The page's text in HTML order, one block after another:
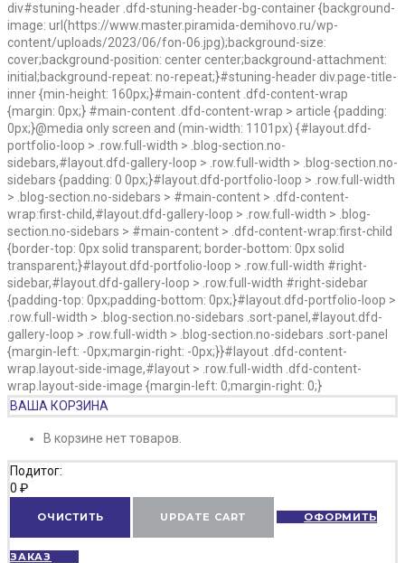
div#stuning-header .dfd-stuning-header-bg-container {background-
image: url(https://www.master.piramida-demihovo.ru/wp-
content/uploads/2023/06/fon-06.jpg);background-size:
cover;background-position: center center;background-attachment:
initial;background-repeat: no-repeat;}#stuning-header div.page-title-
inner {min-height: 160px;}#main-content .dfd-content-wrap
{margin: 0px;} #main-content .dfd-content-wrap > article {padding:
0px;}@media only screen and (min-width: 1101px) {#layout.dfd-
portfolio-loop > .row.full-width > .blog-section.no-
sidebars,#layout.dfd-gallery-loop > .row.full-width > .blog-section.no-
sidebars {padding: 0 0px;}#layout.dfd-portfolio-loop > .row.full-width
> .blog-section.no-sidebars > #main-content > .dfd-content-
wrap:first-child,#layout.dfd-gallery-loop > .row.full-width > .blog-
section.no-sidebars > #main-content > .dfd-content-wrap:first-child
{border-top: 0px solid transparent; border-bottom: 0px solid
transparent;}#layout.dfd-portfolio-loop > .row.full-width #right-
sidebar,#layout.dfd-gallery-loop > .row.full-width #right-sidebar
{padding-top: 0px;padding-bottom: 0px;}#layout.dfd-portfolio-loop >
.row.full-width > .blog-section.no-sidebars .sort-panel,#layout.dfd-
gallery-loop > .row.full-width > .blog-section.no-sidebars .sort-panel
{margin-left: -0px;margin-right: -0px;}}#layout .dfd-content-
wrap.layout-side-image,#layout > .row.full-width .dfd-content-
wrap.layout-side-image {margin-left: 0;margin-right: 0;}
ВАША КОРЗИНА
В корзине нет товаров.
Подитог:
0 ₽
ОЧИСТИТЬ UPDATE CART ОФОРМИТЬ
ЗАКАЗ